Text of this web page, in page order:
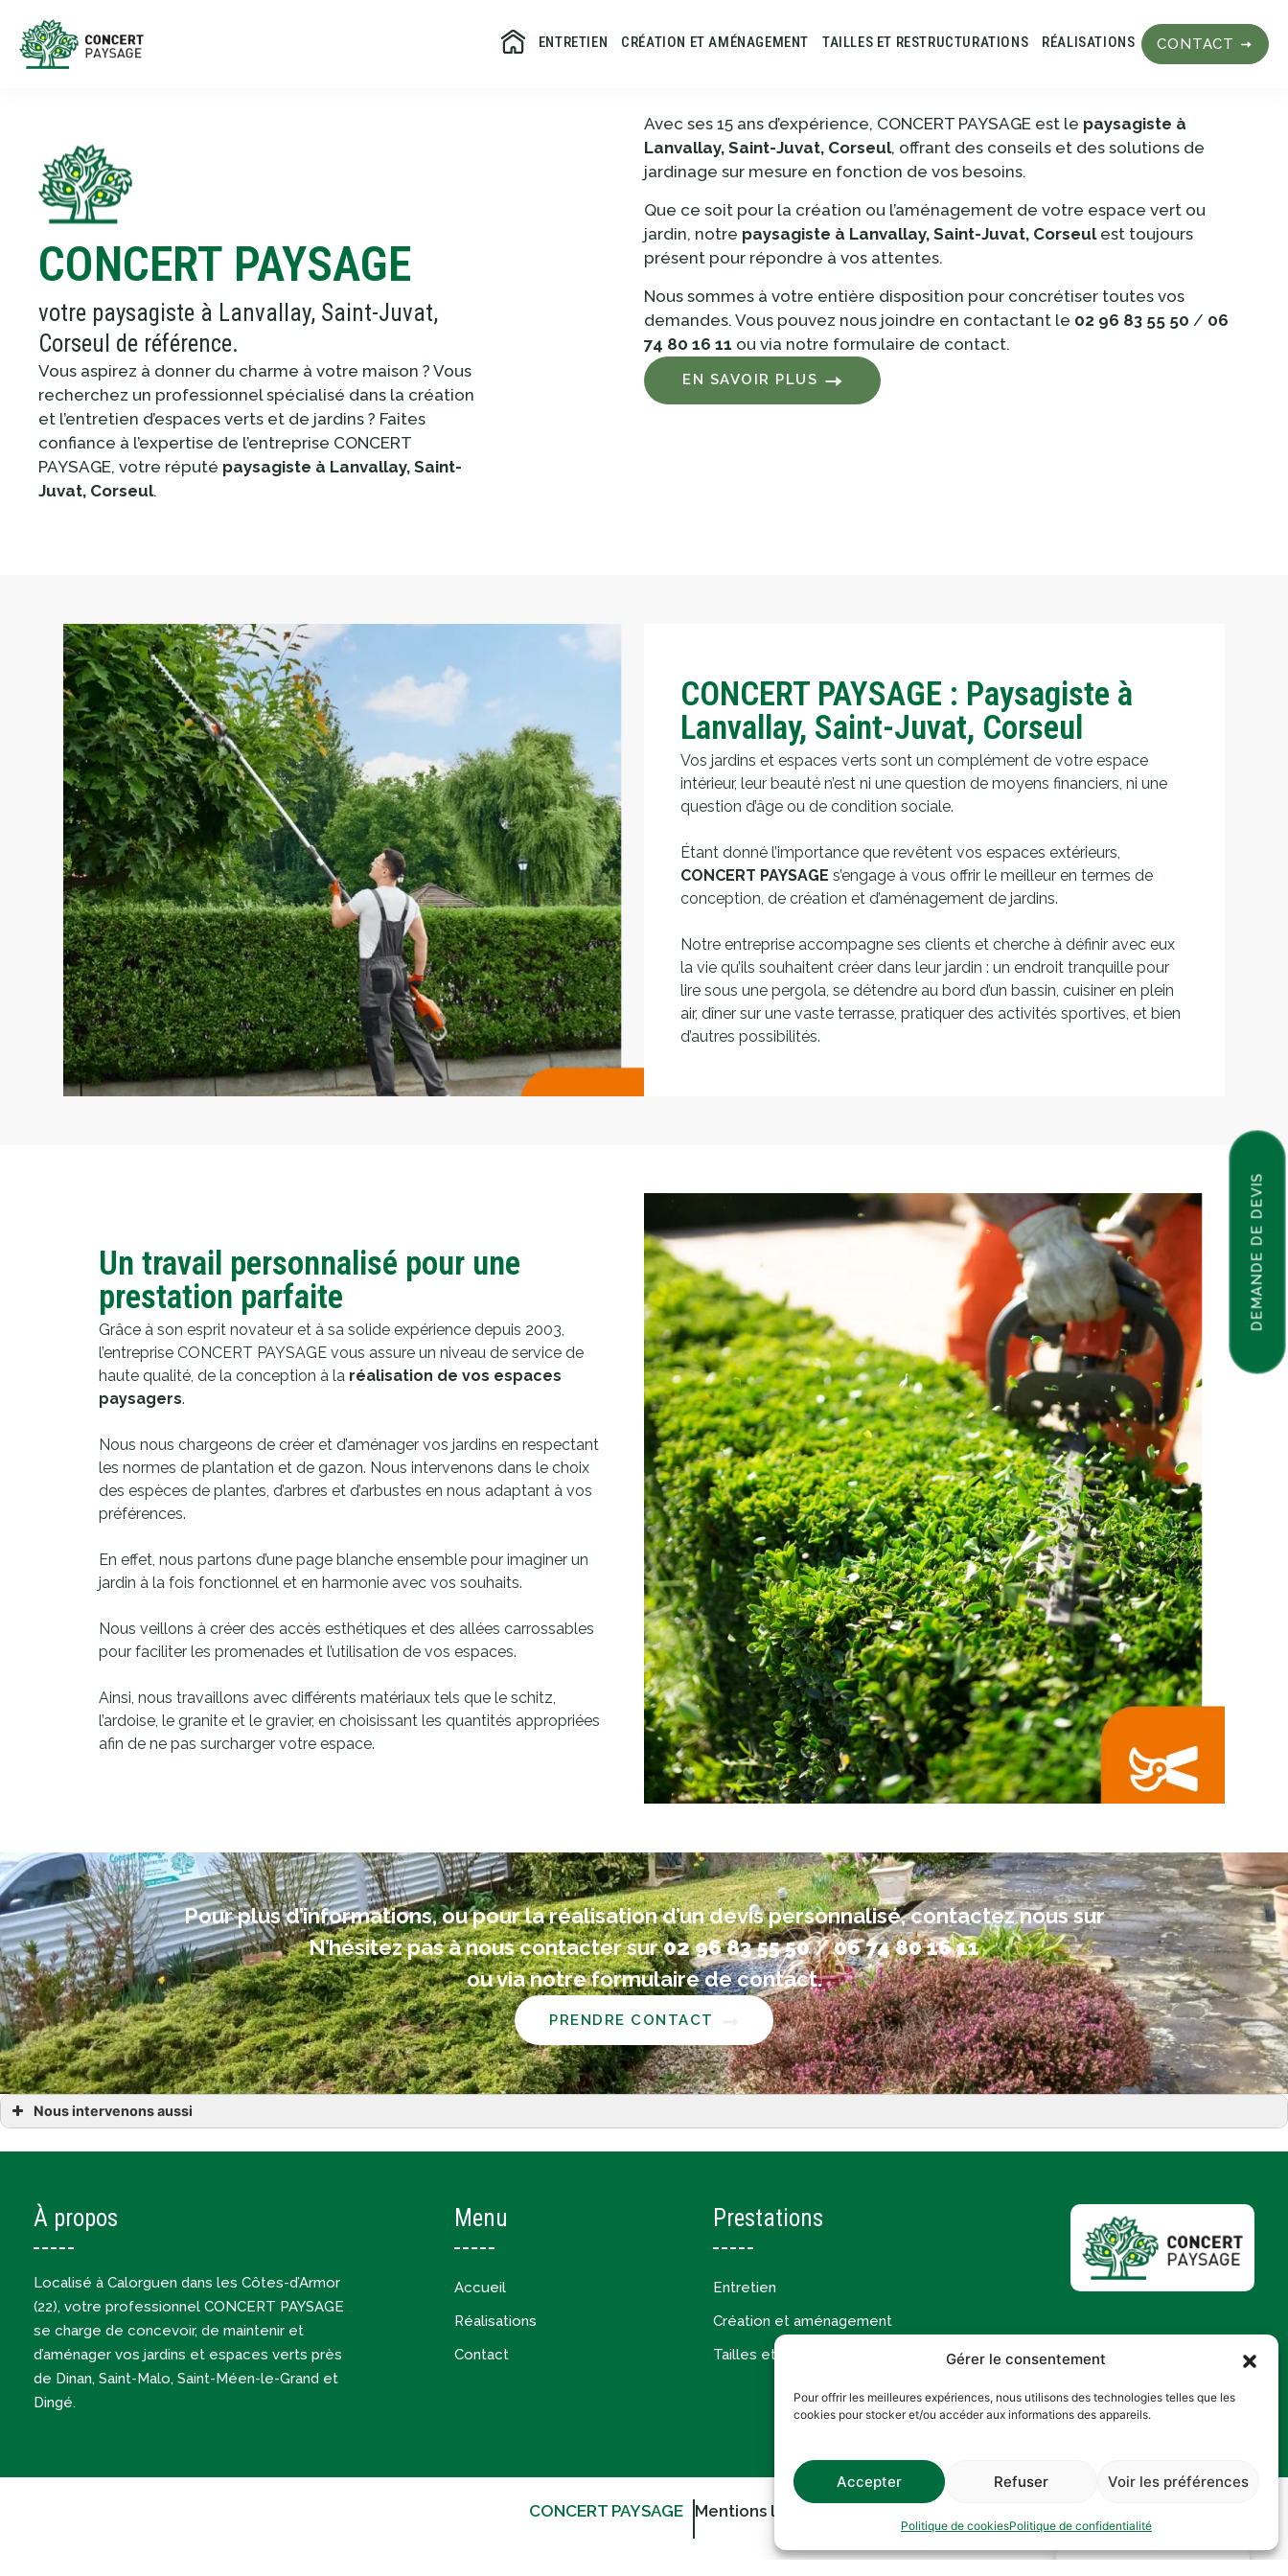
Gérer le consentement
Pour offrir les meilleures expériences, nous utilisons des technologies telles que les
cookies pour stocker et/ou accéder aux informations des appareils.
Accepter Refuser Voir les préférences
Politique de cookiesPolitique de confidentialité
ENTRETIEN CRÉATION ET AMÉNAGEMENT TAILLES ET RESTRUCTURATIONS RÉALISATIONS CONTACT
CONCERT PAYSAGE
votre paysagiste à Lanvallay, Saint-Juvat,
Corseul de référence.
Vous aspirez à donner du charme à votre maison ? Vous
recherchez un professionnel spécialisé dans la création
et l’entretien d’espaces verts et de jardins ? Faites
confiance à l’expertise de l’entreprise CONCERT
PAYSAGE, votre réputé paysagiste à Lanvallay, Saint-
Juvat, Corseul.
Avec ses 15 ans d’expérience, CONCERT PAYSAGE est le paysagiste à
Lanvallay, Saint-Juvat, Corseul, offrant des conseils et des solutions de
jardinage sur mesure en fonction de vos besoins.
Que ce soit pour la création ou l’aménagement de votre espace vert ou
jardin, notre paysagiste à Lanvallay, Saint-Juvat, Corseulest toujours
présent pour répondre à vos attentes.
Nous sommes à votre entière disposition pour concrétiser toutes vos
demandes. Vous pouvez nous joindre en contactant le 02 96 83 55 50 / 06
74 80 16 11 ou via notre formulaire de contact.
EN SAVOIR PLUS
CONCERT PAYSAGE : Paysagiste à
Lanvallay, Saint-Juvat, Corseul
Vos jardins et espaces verts sont un complément de votre espace
intérieur, leur beauté n’est ni une question de moyens financiers, ni une
question d’âge ou de condition sociale.
Étant donné l’importance que revêtent vos espaces extérieurs,
CONCERT PAYSAGE s’engage à vous offrir le meilleur en termes de
conception, de création et d’aménagement de jardins.
Notre entreprise accompagne ses clients et cherche à définir avec eux
la vie qu’ils souhaitent créer dans leur jardin : un endroit tranquille pour
lire sous une pergola, se détendre au bord d’un bassin, cuisiner en plein
air, dîner sur une vaste terrasse, pratiquer des activités sportives, et bien
d’autres possibilités.
Un travail personnalisé pour une
prestation parfaite
Grâce à son esprit novateur et à sa solide expérience depuis 2003,
l’entreprise CONCERT PAYSAGE vous assure un niveau de service de
haute qualité, de la conception à la réalisation de vos espaces
paysagers.
Nous nous chargeons de créer et d’aménager vos jardins en respectant
les normes de plantation et de gazon. Nous intervenons dans le choix
des espèces de plantes, d’arbres et d’arbustes en nous adaptant à vos
préférences.
En effet, nous partons d’une page blanche ensemble pour imaginer un
jardin à la fois fonctionnel et en harmonie avec vos souhaits.
Nous veillons à créer des accès esthétiques et des allées carrossables
pour faciliter les promenades et l’utilisation de vos espaces.
Ainsi, nous travaillons avec différents matériaux tels que le schitz,
l’ardoise, le granite et le gravier, en choisissant les quantités appropriées
afin de ne pas surcharger votre espace.
Pour plus d’informations, ou pour la réalisation d’un devis personnalisé, contactez nous sur
N’hésitez pas à nous contacter sur02 96 83 55 50/06 74 80 16 11
ou via notre formulaire de contact.
PRENDRE CONTACT
Nous intervenons aussi
paysagiste Trémeudan
À propos
Localisé à Calorguen dans les Côtes-d’Armor
(22), votre professionnel CONCERT PAYSAGE
se charge de concevoir, de maintenir et
d’aménager vos jardins et espaces verts près
de Dinan, Saint-Malo, Saint-Méen-le-Grand et
Dingé.
Menu
Accueil
Réalisations
Contact
Prestations
Entretien
Création et aménagement
Tailles et restructurations
CONCERT PAYSAGE Mentions légales Plan de site
DEMANDE DE DEVIS